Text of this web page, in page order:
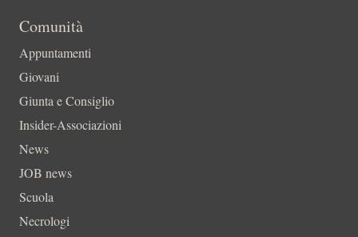
Comunità
Appuntamenti
Giovani
Giunta e Consiglio
Insider-Associazioni
News
JOB news
Scuola
Necrologi